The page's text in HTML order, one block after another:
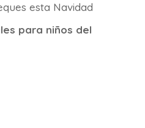
esta Navidad
para niños del